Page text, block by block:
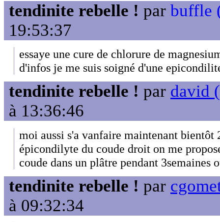
tendinite rebelle ! par buffle
19:53:37
essaye une cure de chlorure de
d'infos je me suis soigné d'une
tendinite rebelle ! par david
à 13:36:46
moi aussi s'a vanfaire maintenant bientôt
épicondilyte du coude droit on me
coude dans un plâtre pendant 3semaines
tendinite rebelle ! par
à 09:32:34